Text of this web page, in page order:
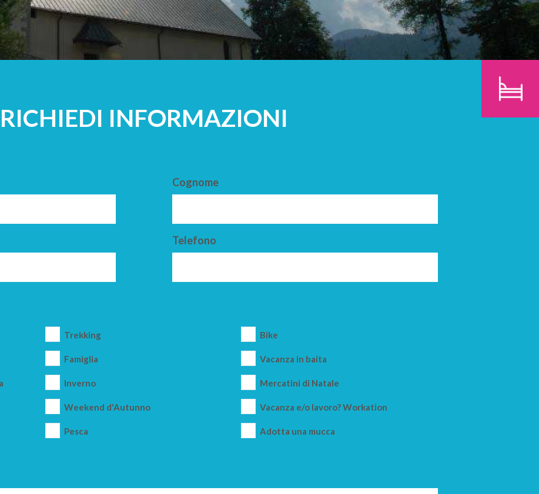
ADULTI BAMBINI
CERCA
RICHIEDI INFORMAZIONI
Cognome
Telefono
Trekking Bike
Famiglia Vacanza in baita
Inverno Mercatini di Natale
Weekend d'Autunno Vacanza e/o lavoro? Workation
Pesca Adotta una mucca